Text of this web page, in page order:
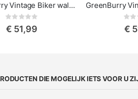
GreenBurry Vintage Biker wallet - Motor
Rating:
€ 51,99 €
DIE MOGELIJK IETS VOOR U